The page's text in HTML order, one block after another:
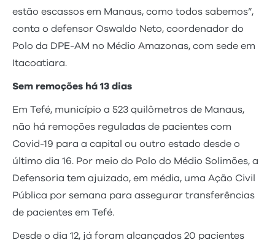
estão escassos em Manaus, como todos sabemos”,
conta o defensor Oswaldo Neto, coordenador do
Polo da DPE-AM no Médio Amazonas, com sede em
Itacoatiara.
Sem remoções há 13 dias
Em Tefé, município a 523 quilômetros de Manaus,
não há remoções reguladas de pacientes com
Covid-19 para a capital ou outro estado desde o
último dia 16. Por meio do Polo do Médio Solimões, a
Defensoria tem ajuizado, em média, uma Ação Civil
Pública por semana para assegurar transferências
de pacientes em Tefé.
Desde o dia 12, já foram alcançados 20 pacientes